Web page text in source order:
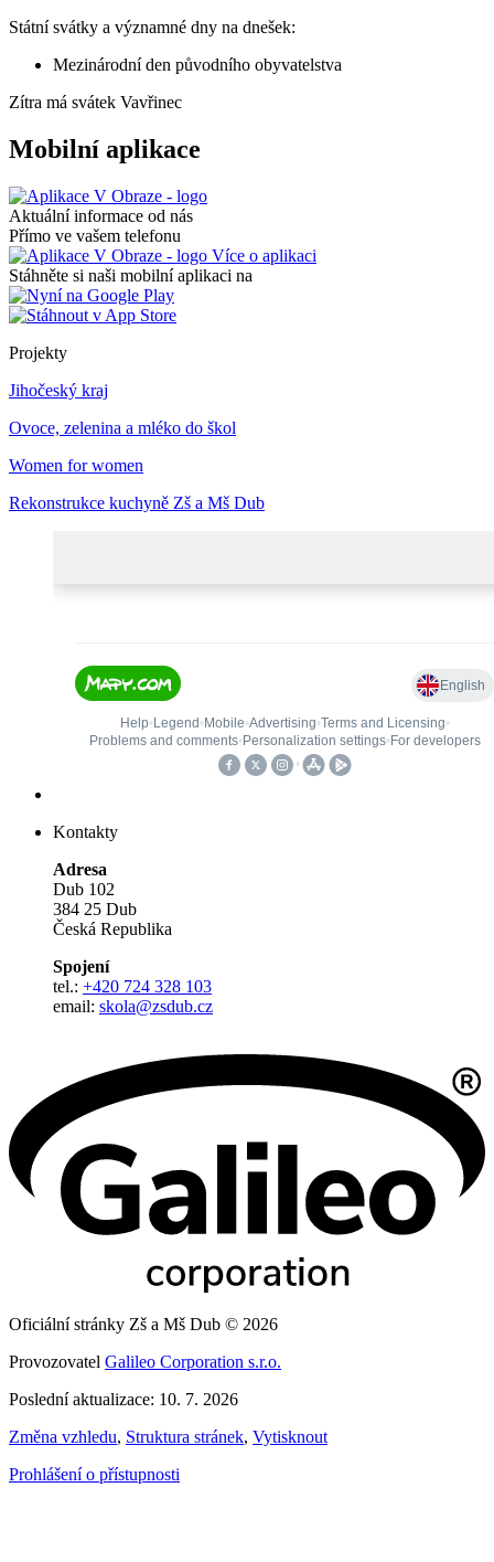
Státní svátky a významné dny na dnešek:
Mezinárodní den původního obyvatelstva
Zítra má svátek Vavřinec
Mobilní aplikace
Aktuální informace od nás
Přímo ve vašem telefonu
Více o aplikaci
Stáhněte si naši mobilní aplikaci na
Projekty
Jihočeský kraj
Ovoce, zelenina a mléko do škol
Women for women
Rekonstrukce kuchyně Zš a Mš Dub
Kontakty
Adresa
Dub 102
384 25 Dub
Česká Republika
Spojení
tel.: +420 724 328 103
email: skola@zsdub.cz
Oficiální stránky Zš a Mš Dub © 2026
Provozovatel Galileo Corporation s.r.o.
Poslední aktualizace: 10. 7. 2026
Změna vzhledu, Struktura stránek, Vytisknout
Prohlášení o přístupnosti